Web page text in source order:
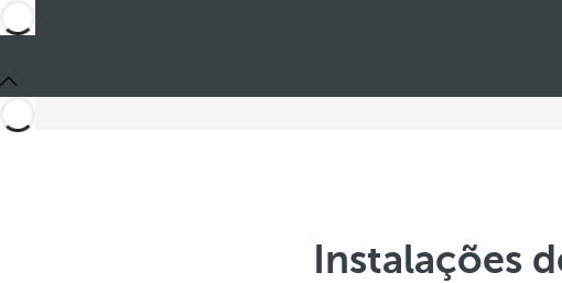
Instalações